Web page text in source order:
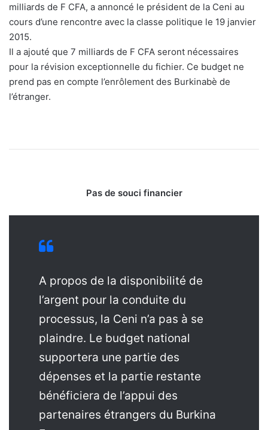
milliards de F CFA, a annoncé le président de la Ceni au
cours d’une rencontre avec la classe politique le 19 janvier
2015.
Il a ajouté que 7 milliards de F CFA seront nécessaires
pour la révision exceptionnelle du fichier. Ce budget ne
prend pas en compte l’enrôlement des Burkinabè de
l’étranger.
Pas de souci financier
A propos de la disponibilité de
l’argent pour la conduite du
processus, la Ceni n’a pas à se
plaindre. Le budget national
supportera une partie des
dépenses et la partie restante
bénéficiera de l’appui des
partenaires étrangers du Burkina